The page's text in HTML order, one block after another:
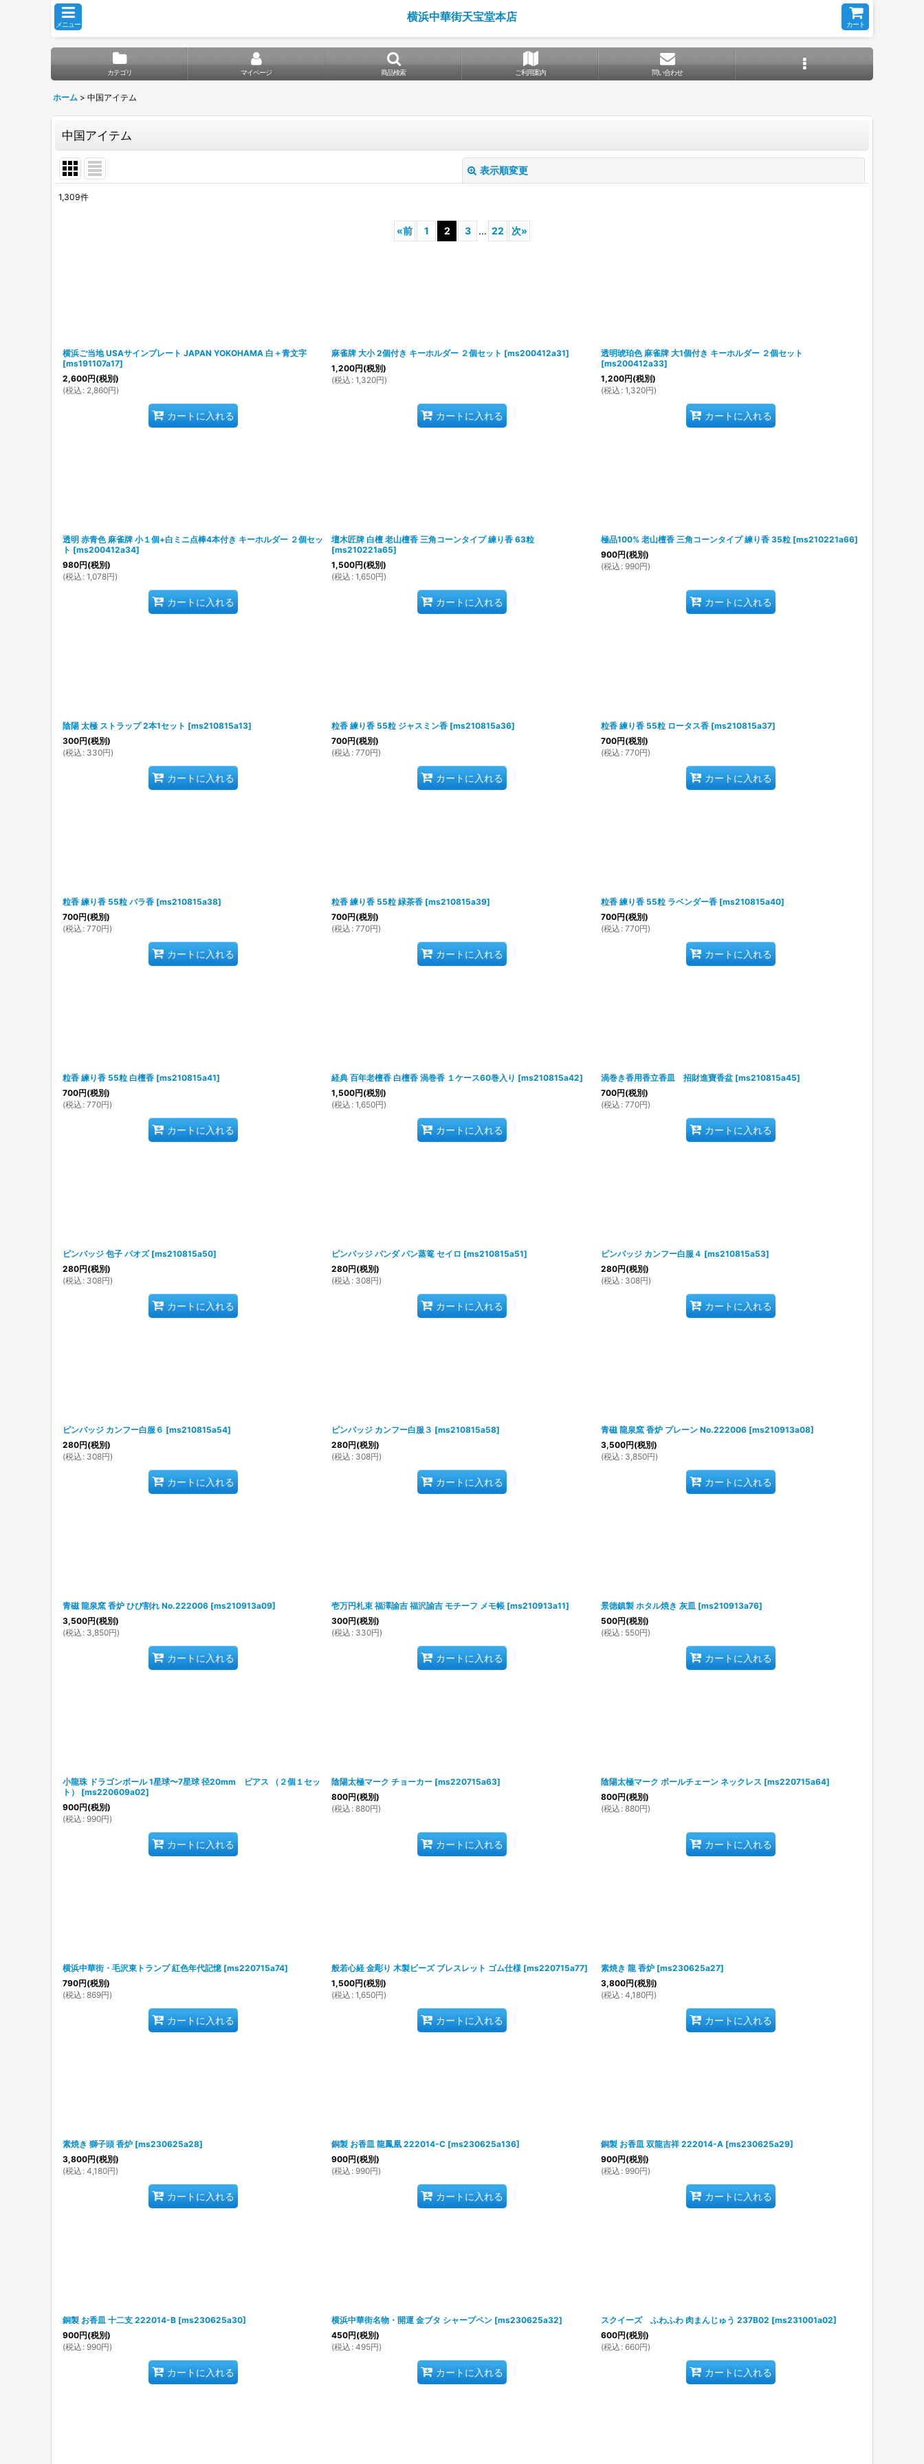
メニュー
横浜中華街天宝堂本店
カート
カテゴリ マイページ 商品検索 ご利用案内 問い合わせ
ホーム > 中国アイテム
中国アイテム
表示順変更
1,309件
«前 1 2 3 ... 22 次»
横浜ご当地 USAサインプレート JAPAN YOKOHAMA 白＋青文字
[ms191107a17]
2,600円(税別)
(税込 : 2,860円)
カートに入れる
麻雀牌 大小 2個付き キーホルダー ２個セット [ms200412a31]
1,200円(税別)
(税込 : 1,320円)
カートに入れる
透明琥珀色 麻雀牌 大1個付き キーホルダー ２個セット
[ms200412a33]
1,200円(税別)
(税込 : 1,320円)
カートに入れる
透明 赤青色 麻雀牌 小１個+白ミニ点棒4本付き キーホルダー ２個セッ
ト [ms200412a34]
980円(税別)
(税込 : 1,078円)
カートに入れる
壇木匠牌 白檀 老山檀香 三角コーンタイプ 練り香 63粒
[ms210221a65]
1,500円(税別)
(税込 : 1,650円)
カートに入れる
極品100% 老山檀香 三角コーンタイプ 練り香 35粒 [ms210221a66]
900円(税別)
(税込 : 990円)
カートに入れる
陰陽 太極 ストラップ 2本1セット [ms210815a13]
300円(税別)
(税込 : 330円)
カートに入れる
粒香 練り香 55粒 ジャスミン香 [ms210815a36]
700円(税別)
(税込 : 770円)
カートに入れる
粒香 練り香 55粒 ロータス香 [ms210815a37]
700円(税別)
(税込 : 770円)
カートに入れる
粒香 練り香 55粒 バラ香 [ms210815a38]
700円(税別)
(税込 : 770円)
カートに入れる
粒香 練り香 55粒 緑茶香 [ms210815a39]
700円(税別)
(税込 : 770円)
カートに入れる
粒香 練り香 55粒 ラベンダー香 [ms210815a40]
700円(税別)
(税込 : 770円)
カートに入れる
粒香 練り香 55粒 白檀香 [ms210815a41]
700円(税別)
(税込 : 770円)
カートに入れる
経典 百年老檀香 白檀香 渦巻香 １ケース60巻入り [ms210815a42]
1,500円(税別)
(税込 : 1,650円)
カートに入れる
渦巻き香用香立香皿 招財進寶香盆 [ms210815a45]
700円(税別)
(税込 : 770円)
カートに入れる
ピンバッジ 包子 パオズ [ms210815a50]
280円(税別)
(税込 : 308円)
カートに入れる
ピンバッジ パンダ パン蒸篭 セイロ [ms210815a51]
280円(税別)
(税込 : 308円)
カートに入れる
ピンバッジ カンフー白服４ [ms210815a53]
280円(税別)
(税込 : 308円)
カートに入れる
ピンバッジ カンフー白服６ [ms210815a54]
280円(税別)
(税込 : 308円)
カートに入れる
ピンバッジ カンフー白服３ [ms210815a58]
280円(税別)
(税込 : 308円)
カートに入れる
青磁 龍泉窯 香炉 プレーン No.222006 [ms210913a08]
3,500円(税別)
(税込 : 3,850円)
カートに入れる
青磁 龍泉窯 香炉 ひび割れ No.222006 [ms210913a09]
3,500円(税別)
(税込 : 3,850円)
カートに入れる
壱万円札束 福澤諭吉 福沢諭吉 モチーフ メモ帳 [ms210913a11]
300円(税別)
(税込 : 330円)
カートに入れる
景徳鎮製 ホタル焼き 灰皿 [ms210913a76]
500円(税別)
(税込 : 550円)
カートに入れる
小龍珠 ドラゴンボール 1星球〜7星球 径20mm ピアス （２個１セッ
ト）
[ms220609a02]
900円(税別)
(税込 : 990円)
カートに入れる
陰陽太極マーク チョーカー [ms220715a63]
800円(税別)
(税込 : 880円)
カートに入れる
陰陽太極マーク ボールチェーン ネックレス [ms220715a64]
800円(税別)
(税込 : 880円)
カートに入れる
横浜中華街・毛沢東トランプ 紅色年代記憶 [ms220715a74]
790円(税別)
(税込 : 869円)
カートに入れる
般若心経 金彫り 木製ビーズ ブレスレット ゴム仕様 [ms220715a77]
1,500円(税別)
(税込 : 1,650円)
カートに入れる
素焼き 龍 香炉 [ms230625a27]
3,800円(税別)
(税込 : 4,180円)
カートに入れる
素焼き 獅子頭 香炉 [ms230625a28]
3,800円(税別)
(税込 : 4,180円)
カートに入れる
銅製 お香皿 龍鳳凰 222014-C [ms230625a136]
900円(税別)
(税込 : 990円)
カートに入れる
銅製 お香皿 双龍吉祥 222014-A [ms230625a29]
900円(税別)
(税込 : 990円)
カートに入れる
銅製 お香皿 十二支 222014-B [ms230625a30]
900円(税別)
(税込 : 990円)
カートに入れる
横浜中華街名物・開運 金ブタ シャープペン [ms230625a32]
450円(税別)
(税込 : 495円)
カートに入れる
スクイーズ ふわふわ 肉まんじゅう 237B02 [ms231001a02]
600円(税別)
(税込 : 660円)
カートに入れる